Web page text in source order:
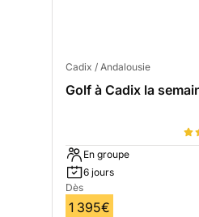
Cadix / Andalousie
Golf à Cadix la
En groupe
6 jours
Dès
1 395€